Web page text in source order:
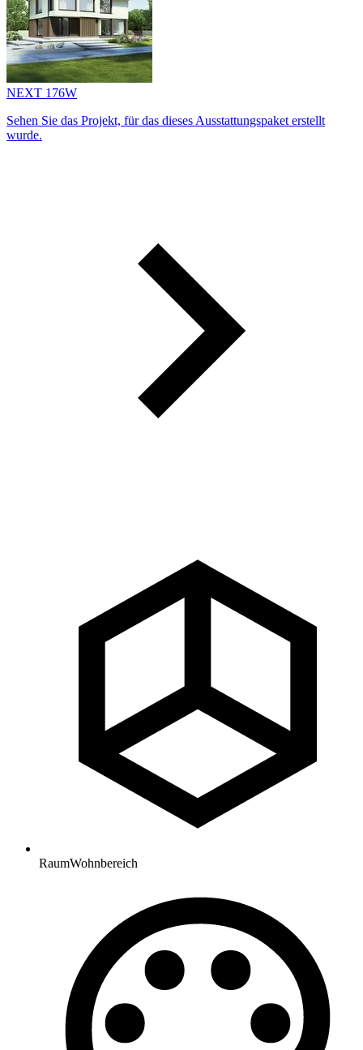
NEXT 176W
Sehen Sie das Projekt, für das dieses Ausstattungs­paket erstellt
wurde.
RaumWohnbereich